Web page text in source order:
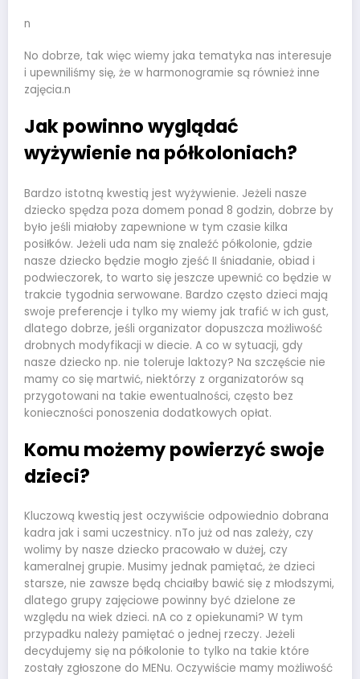
n
No dobrze, tak więc wiemy jaka tematyka nas interesuje
i upewniliśmy się, że w harmonogramie są również inne
zajęcia.n
Jak powinno wyglądać
wyżywienie na półkoloniach?
Bardzo istotną kwestią jest wyżywienie. Jeżeli nasze
dziecko spędza poza domem ponad 8 godzin, dobrze by
było jeśli miałoby zapewnione w tym czasie kilka
posiłków. Jeżeli uda nam się znaleźć półkolonie, gdzie
nasze dziecko będzie mogło zjeść II śniadanie, obiad i
podwieczorek, to warto się jeszcze upewnić co będzie w
trakcie tygodnia serwowane. Bardzo często dzieci mają
swoje preferencje i tylko my wiemy jak trafić w ich gust,
dlatego dobrze, jeśli organizator dopuszcza możliwość
drobnych modyfikacji w diecie. A co w sytuacji, gdy
nasze dziecko np. nie toleruje laktozy? Na szczęście nie
mamy co się martwić, niektórzy z organizatorów są
przygotowani na takie ewentualności, często bez
konieczności ponoszenia dodatkowych opłat.
Komu możemy powierzyć swoje
dzieci?
Kluczową kwestią jest oczywiście odpowiednio dobrana
kadra jak i sami uczestnicy. nTo już od nas zależy, czy
wolimy by nasze dziecko pracowało w dużej, czy
kameralnej grupie. Musimy jednak pamiętać, że dzieci
starsze, nie zawsze będą chciałby bawić się z młodszymi,
dlatego grupy zajęciowe powinny być dzielone ze
względu na wiek dzieci. nA co z opiekunami? W tym
przypadku należy pamiętać o jednej rzeczy. Jeżeli
decydujemy się na półkolonie to tylko na takie które
zostały zgłoszone do MENu. Oczywiście mamy możliwość